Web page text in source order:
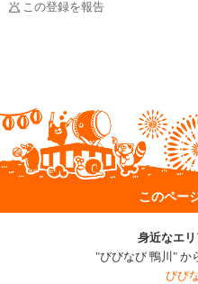
この登録を報告
このペー
身近なエ
"びびなび 鴨川" か
びび